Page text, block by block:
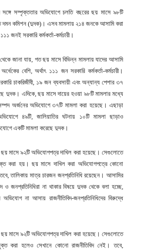
সঙ্গে সম্পৃক্ততার অভিযোগে চলতি বছরের ছয় মাসে ৯৮টি
দমন কমিশন (দুদক)। এসব মামলায় ২১৪ জনকে আসামি করা
জনই সরকারি কর্মকর্তা-কর্মচারী।
জানা যায়, গত ছয় মাসে বিভিন্ন মামলায় যাদের আসামি
বেশি, অর্থাৎ ১১১ জন সরকারি কর্মকর্তা-কর্মচারী।
চাকরিজীবী, ১৯ জন ব্যবসায়ী এবং অন্যান্য পেশার ৩৭
দুদক। এদিকে, ছয় মাসে দায়ের হওয়া ৯৮টি মামলার মধ্যে
অর্জনের অভিযোগে ৩৭টি মামলা করা হয়েছে। এছাড়া
৪৯টি, জালিয়াতির ঘটনায় ১০টি মামলা ছাড়াও
একটি মামলা করেছে দুদক।
মাসে ৯২টি অভিযোগপত্র দাখিল করা হয়েছে। সেগুলোতে
করা হয়। ছয় মাসে দাখিল করা অভিযোগপত্রে কোনো
তালিকায় মাত্র চারজন জনপ্রতিনিধি রয়েছেন। আসামির
ও জনপ্রতিনিধিরা না থাকার বিষয়ে দুদক থেকে বলা হচ্ছে,
না আসায় রাজনীতিবিদ-জনপ্রতিনিধিদের বিরুদ্ধে
মাসে ৯২টি অভিযোগপত্র দাখিল করা হয়েছে। সেগুলোতে
করা হলেও সেখানে কোনো রাজনীতিবিদ নেই। তবে,